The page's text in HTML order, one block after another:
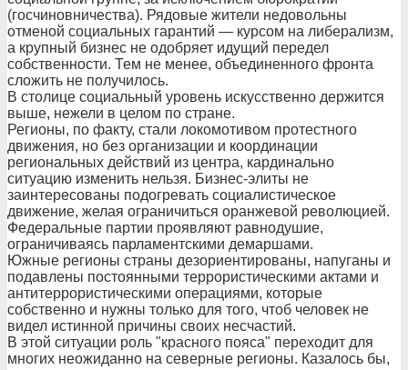
(госчиновничества). Рядовые жители недовольны
отменой социальных гарантий — курсом на либерализм,
а крупный бизнес не одобряет идущий передел
собственности. Тем не менее, объединенного фронта
сложить не получилось.
В столице социальный уровень искусственно держится
выше, нежели в целом по стране.
Регионы, по факту, стали локомотивом протестного
движения, но без организации и координации
региональных действий из центра, кардинально
ситуацию изменить нельзя. Бизнес-элиты не
заинтересованы подогревать социалистическое
движение, желая ограничиться оранжевой революцией.
Федеральные партии проявляют равнодушие,
ограничиваясь парламентскими демаршами.
Южные регионы страны дезориентированы, напуганы и
подавлены постоянными террористическими актами и
антитеррористическими операциями, которые
собственно и нужны только для того, чтоб человек не
видел истинной причины своих несчастий.
В этой ситуации роль "красного пояса" переходит для
многих неожиданно на северные регионы. Казалось бы,